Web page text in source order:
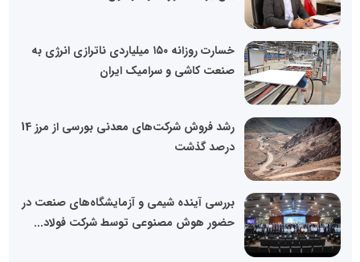
خسارت روزانه ۱۵۰ میلیاردی ناترازی انرژی به
صنعت کاشی و سرامیک ایران
رشد فروش شرکت‌های معدنی بورسی از مرز 14
درصد گذشت
بررسی آینده شیمی و آزمایشگاه‌های صنعت در
حضور هوش مصنوعی توسط شرکت فولاد...